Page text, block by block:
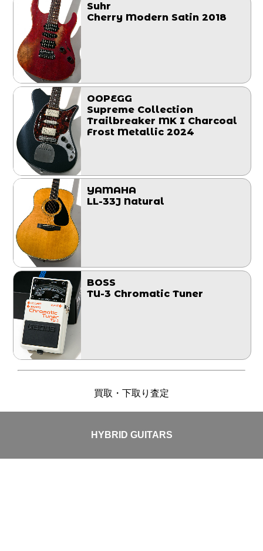
Suhr
Cherry Modern Satin 2018
OOPEGG
Supreme Collection
Trailbreaker MK I Charcoal
Frost Metallic 2024
YAMAHA
LL-33J Natural
BOSS
TU-3 Chromatic Tuner
買取・下取り査定
HYBRID GUITARS